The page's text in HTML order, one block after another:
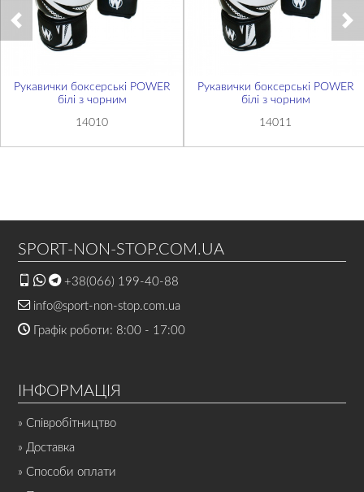
Рукавички боксерські POWER
білі з чорним
14010
Рукавички боксерські POWER
білі з чорним
14011
SPORT-NON-STOP.COM.UA
+38(066) 199-40-88
info@sport-non-stop.com.ua
Графік роботи: 8:00 - 17:00
ІНФОРМАЦІЯ
» Співробітництво
» Доставка
» Способи оплати